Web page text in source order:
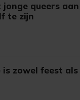
jonge queers aan
te zijn
is zowel feest als